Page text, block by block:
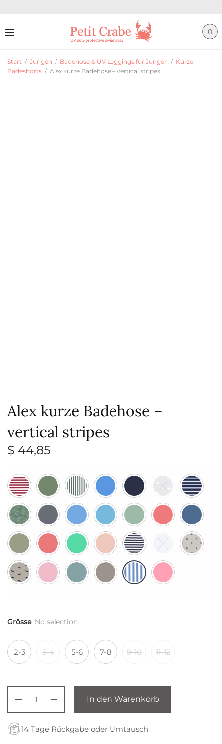
0
Start / Jungen / Badehose & UV Leggings für Jungen / Kurze
Badeshorts / Alex kurze Badehose – vertical stripes
Alex kurze Badehose –
vertical stripes
$ 44,85
Grösse: No selection
2-3 3-4 5-6 7-8 9-10 11-12
In den Warenkorb
14 Tage Rückgabe oder Umtausch